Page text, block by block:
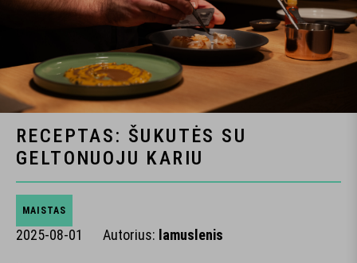
RECEPTAS: ŠUKUTĖS SU
GELTONUOJU KARIU
MAISTAS
2025-08-01 Autorius: lamuslenis